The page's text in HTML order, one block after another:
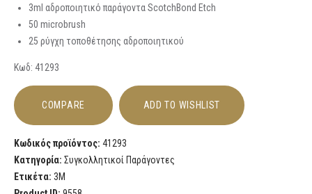
3ml αδροποιητικό παράγοντα ScotchBond Etch
50 microbrush
25 ρύγχη τοποθέτησης αδροποιητικού
Kωδ: 41293
COMPARE ADD TO WISHLIST
Κωδικός προϊόντος: 41293
Κατηγορία: Συγκολλητικοί Παράγοντες
Ετικέτα: 3M